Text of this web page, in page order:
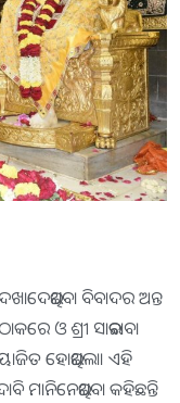
ବିବାଦର ଅନ୍ତ
ଓ ଶ୍ରୀ ସାଇବାବା
ହୋଇଥିଲା। ଏହି
ମାନିନେଇଥିବା କହିଛନ୍ତି